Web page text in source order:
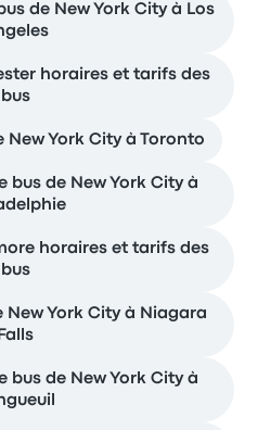
de New York City à Los
horaires et tarifs des
bus
York City à Toronto
bus de New York City à
horaires et tarifs des
bus
York City à Niagara
Falls
bus de New York City à